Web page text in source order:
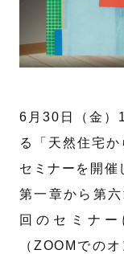
6月30日（金）
る「天然住宅
セミナーを開催
第一章から第
回のセミナ
（ZOOMでの